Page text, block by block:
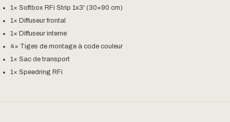
1× Softbox RFi Strip 1x3' (30×90 cm)
1× Diffuseur frontal
1× Diffuseur interne
4× Tiges de montage à code couleur
1× Sac de transport
1× Speedring RFi